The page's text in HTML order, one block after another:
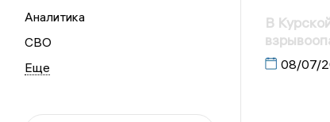
Аналитика
СВО
В
08/07/